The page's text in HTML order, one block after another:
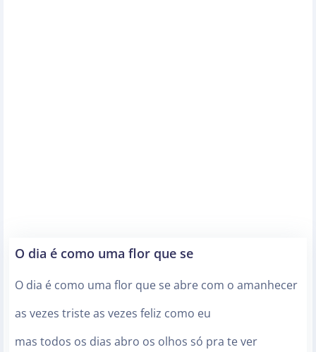
O dia é como uma flor que se
O dia é como uma flor que se abre com o amanhecer
as vezes triste as vezes feliz como eu
mas todos os dias abro os olhos só pra te ver